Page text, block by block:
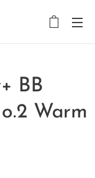
BB
Warm